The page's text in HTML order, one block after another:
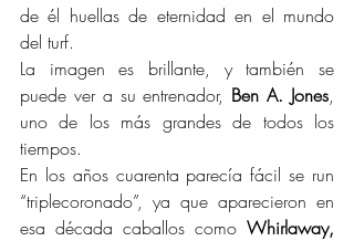
de él huellas de eternidad en el mundo
del turf.
La imagen es brillante, y también se
puede ver a su entrenador, Ben A. Jones,
uno de los más grandes de todos los
tiempos.
En los años cuarenta parecía fácil se run
“triplecoronado”, ya que aparecieron en
esa década caballos como Whirlaway,